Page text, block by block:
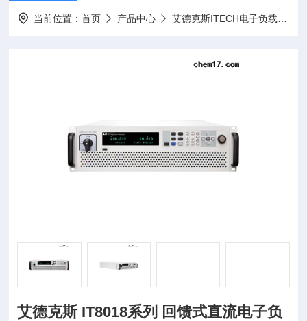
当前位置：首页 产品中心 艾德克斯ITECH电子负载
艾德克斯 IT8018系列 回馈式直流电子负